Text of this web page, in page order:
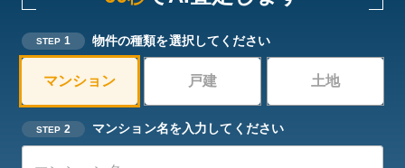
STEP 1 物件の種類を選択してください
マンション 戸建 土地
STEP 2 マンション名を入力してください